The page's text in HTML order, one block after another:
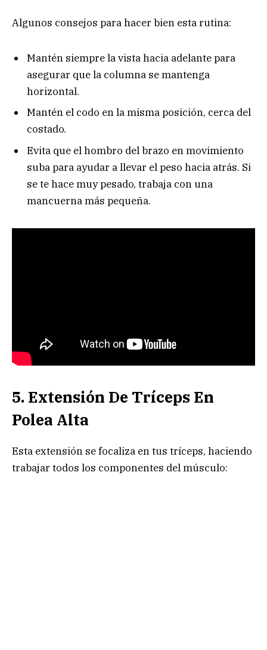
Algunos consejos para hacer bien esta rutina:
Mantén siempre la vista hacia adelante para
asegurar que la columna se mantenga
horizontal.
Mantén el codo en la misma posición, cerca del
costado.
Evita que el hombro del brazo en movimiento
suba para ayudar a llevar el peso hacia atrás. Si
se te hace muy pesado, trabaja con una
mancuerna más pequeña.
5. Extensión De Tríceps En
Polea Alta
Esta extensión se focaliza en tus tríceps, haciendo
trabajar todos los componentes del músculo: